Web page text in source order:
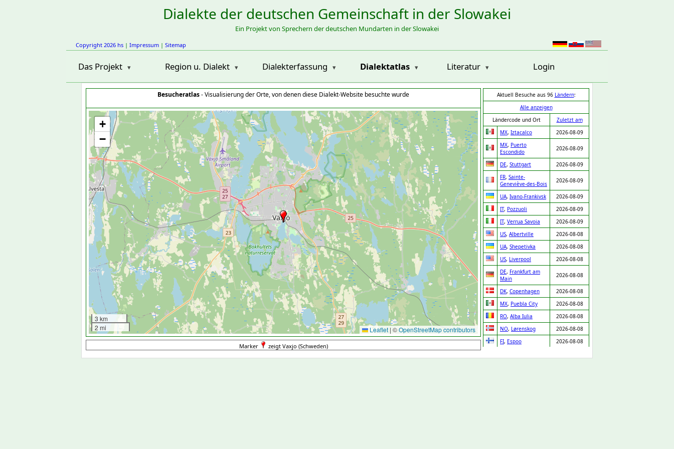
Dialekte der deutschen Gemeinschaft in der Slowakei
Ein Projekt von Sprechern der deutschen Mundarten in der Slowakei
Copyright 2026 hs | Impressum | Sitemap
Das Projekt Region u. Dialekt Dialekterfassung Dialektatlas Literatur Login
Besucheratlas- Visualisierung der Orte, von denen diese Dialekt-Website besuchte wurde
+
−
3 km
2 mi
Leaflet | ©OpenStreetMap contributors
Aktuell Besuche aus 96 Ländern:
Alle anzeigen
Ländercode und Ort
Zuletzt am
MX, Iztacalco
2026-08-09
MX, Puerto
Escondido
2026-08-09
DE, Stuttgart
2026-08-09
FR, Sainte-
Geneviève-des-Bois
2026-08-09
UA, Ivano-Frankivsk
2026-08-09
IT, Pozzuoli
2026-08-09
IT, Verrua Savoia
2026-08-09
US, Albertville
2026-08-08
UA, Shepetivka
2026-08-08
US, Liverpool
2026-08-08
DE, Frankfurt am
Main
2026-08-08
DK, Copenhagen
2026-08-08
MX, Puebla City
2026-08-08
RO, Alba Iulia
2026-08-08
NO, Lørenskog
2026-08-08
FI, Espoo
2026-08-08
Marker zeigt Vaxjo (Schweden)